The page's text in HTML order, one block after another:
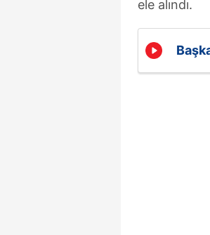
ele alındı.